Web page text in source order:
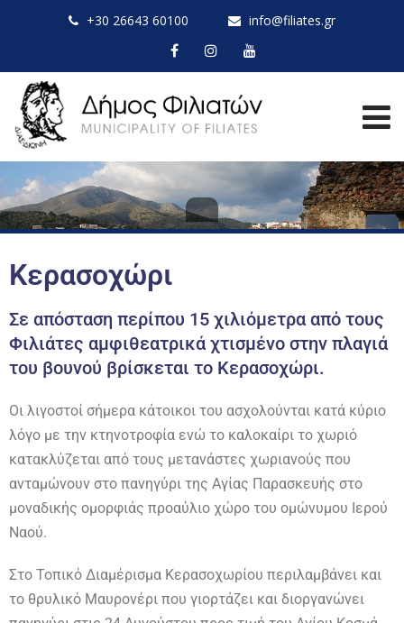
+30 26643 60100 info@filiates.gr
Κερασοχώρι
Σε απόσταση περίπου 15 χιλιόμετρα από τους
Φιλιάτες αμφιθεατρικά χτισμένο στην πλαγιά
του βουνού βρίσκεται το Κερασοχώρι.​
Οι λιγοστοί σήμερα κάτοικοι του ασχολούνται κατά κύριο
λόγο με την κτηνοτροφία ενώ το καλοκαίρι το χωριό
κατακλύζεται από τους μετανάστες χωριανούς που
ανταμώνουν στο πανηγύρι της Αγίας Παρασκευής στο
μοναδικής ομορφιάς προαύλιο χώρο του ομώνυμου Ιερού
Ναού.
Στο Τοπικό Διαμέρισμα Κερασοχωρίου περιλαμβάνει και
το θρυλικό Μαυρονέρι που γιορτάζει και διοργανώνει